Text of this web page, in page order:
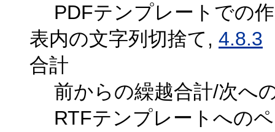
PDFテンプレートでの
表内の文字列切捨て, 4.8.3
合計
前からの繰越合計/次へ
RTFテンプレートへの